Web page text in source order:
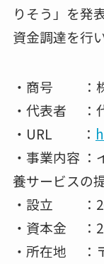
りそう」を発
資金調達を行
・商号 ：株
・代表者 ：
・URL ：
・事業内容
養サービスの
・設立 ：
・資本金 ：
・所在地 ：